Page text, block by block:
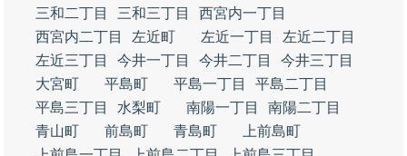
三和二丁目 三和三丁目
西宮内一丁目
西宮内二丁目
左近町 左近一丁目
左近二丁目
左近三丁目
今井一丁目 今井二丁目
今井三丁目
大宮町
平島町 平島一丁目
平島二丁目
平島三丁目
水梨町 南陽一丁目
南陽二丁目
青山町
前島町 青島町
上前島町